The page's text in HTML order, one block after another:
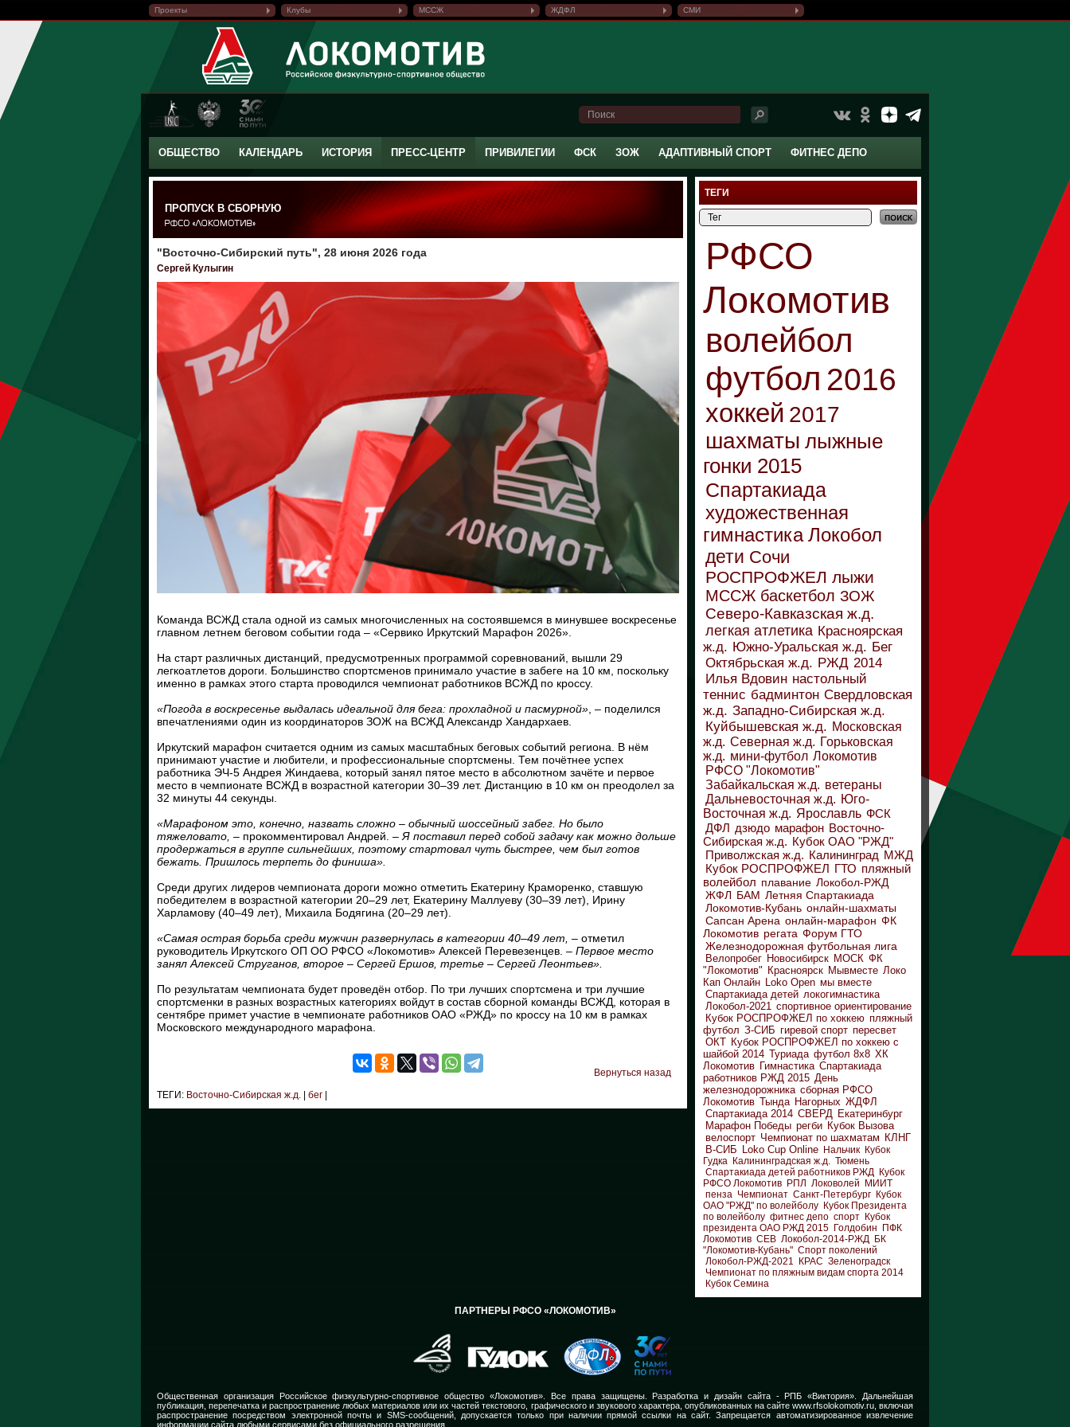
Проекты Клубы МССЖ ЖДФЛ СМИ
ОБЩЕСТВО КАЛЕНДАРЬ ИСТОРИЯ ПРЕСС-ЦЕНТР ПРИВИЛЕГИИ ФСК ЗОЖ АДАПТИВНЫЙ СПОРТ ФИТНЕС ДЕПО
ПРОПУСК В СБОРНУЮ
"Восточно-Сибирский путь", 28 июня 2026 года
Сергей Кулыгин
Команда ВСЖД стала одной из самых многочисленных на состоявшемся в минувшее воскресенье
главном летнем беговом событии года – «Сервико Иркутский Марафон 2026».
На старт различных дистанций, предусмот­ренных программой соревнований, вышли 29
легкоатлетов дороги. Большинство спортсменов принимало участие в забеге на 10 км, поскольку
именно в рамках этого старта проводился чемпионат работников ВСЖД по кроссу.
«Погода в воскресенье выдалась идеальной для бега: прохладной и пасмурной» , – поделился
впечатлениями один из координаторов ЗОЖ на ВСЖД Александр Хандархаев.
Иркутский марафон считается одним из самых масштабных беговых событий региона. В нём
принимают участие и любители, и профессиональные спортсмены. Тем почётнее успех
работника ЭЧ-5 Андрея Жиндаева, который занял пятое место в абсолютном зачёте и первое
место в чемпионате ВСЖД в возрастной категории 30–39 лет. Дистанцию в 10 км он преодолел за
32 минуты 44 секунды.
«Марафоном это, конечно, назвать сложно – обычный шоссейный забег. Но было
тяжеловато, – прокомментировал Андрей. – Я поставил перед собой задачу как можно дольше
продержаться в группе сильнейших, поэто­му стартовал чуть быстрее, чем был готов
бежать. Пришлось терпеть до финиша».
Среди других лидеров чемпионата дороги можно отметить Екатерину Краморенко, ставшую
победителем в возрастной категории ­20–29 лет, Екатерину Маллуеву (30–39 лет), Ирину
Харламову (40–49 лет), Михаила Бодягина (20–29 лет).
«Самая острая борьба среди мужчин развернулась в категории 40–49 лет, – отметил
руководитель Иркутского ОП ОО РФСО «Локомотив» Алексей Перевезенцев. – Первое место
занял Алексей Струганов, второе – Сергей ­Ершов, третье – Сергей Леонтьев».
По результатам чемпионата будет проведён отбор. По три лучших спортсмена и три лучшие
спортсменки в разных возрастных категориях войдут в состав сборной команды ВСЖД, которая в
сентябре примет участие в чемпионате работников ОАО «РЖД» по кроссу на 10 км в рамках
Московского международного марафона.
Вернуться назад
ТЕГИ: Восточно-Сибирская ж.д. бег
ТЕГИ
РФСО
Локомотив
волейбол
футбол 2016
хоккей 2017
шахматы лыжные
гонки 2015
Спартакиада
художественная
гимнастика Локобол
дети Сочи
РОСПРОФЖЕЛ лыжи
МССЖ баскетбол ЗОЖ
Северо-Кавказская ж.д.
легкая атлетика Красноярская
ж.д. Южно-Уральская ж.д. Бег
Октябрьская ж.д. РЖД 2014
Илья Вдовин настольный
теннис бадминтон Свердловская
ж.д. Западно-Сибирская ж.д.
Куйбышевская ж.д. Московская
ж.д. Северная ж.д. Горьковская
ж.д. мини-футбол Локомотив
РФСО "Локомотив"
Забайкальская ж.д. ветераны
Дальневосточная ж.д. Юго-
Восточная ж.д. Ярославль ФСК
ДФЛ дзюдо марафон Восточно-
Сибирская ж.д. Кубок ОАО "РЖД"
Приволжская ж.д. Калининград МЖД
Кубок РОСПРОФЖЕЛ ГТО пляжный
волейбол плавание Локобол-РЖД
ЖФЛ БАМ Летняя Спартакиада
Локомотив-Кубань онлайн-шахматы
Сапсан Арена онлайн-марафон ФК
Локомотив регата Форум ГТО
Железнодорожная футбольная лига
Велопробег Новосибирск МОСК ФК
"Локомотив" Красноярск Мывместе Локо
Кап Онлайн Loko Open мы вместе
Спартакиада детей локогимнастика
Локобол-2021 спортивное ориентирование
Кубок РОСПРОФЖЕЛ по хоккею пляжный
футбол З-СИБ гиревой спорт пересвет
ОКТ Кубок РОСПРОФЖЕЛ по хоккею с
шайбой 2014 Туриада футбол 8х8 ХК
Локомотив Гимнастика Спартакиада
работников РЖД 2015 День
железнодорожника сборная РФСО
Локомотив Тында Нагорных ЖДФЛ
Спартакиада 2014 СВЕРД Екатеринбург
Марафон Победы регби Кубок Вызова
велоспорт Чемпионат по шахматам КЛНГ
В-СИБ Loko Cup Online Нальчик Кубок
Гудка Калининградская ж.д. Тюмень
Спартакиада детей работников РЖД Кубок
РФСО Локомотив РПЛ Локоволей
МИИТ
пенза Чемпионат Санкт-Петербург Кубок
ОАО "РЖД" по волейболу Кубок Президента
по волейболу фитнес депо спорт Кубок
президента ОАО РЖД 2015 Голдобин
ПФК
Локомотив СЕВ Локобол-2014-РЖД БК
"Локомотив-Кубань" Спорт поколений
Локобол-РЖД-2021
КРАС Зеленоградск
Чемпионат по пляжным видам спорта 2014
Кубок Семина
ПАРТНЕРЫ РФСО «ЛОКОМОТИВ»
Общественная организация Российское физкультурно-спортивное общество «Локомотив». Все права защищены. Разработка и дизайн сайта - РПБ «Виктория».
Дальнейшая
публикация, перепечатка и распространение любых материалов или их частей текстового, графического и звукового характера, опубликованных на сайте www.rfsolokomotiv.ru, включая
распространение посредством электронной почты и SMS-сообщений, допускается только при наличии прямой ссылки на сайт. Запрещается автоматизированное извлечение
информации сайта любыми сервисами без официального разрешения.